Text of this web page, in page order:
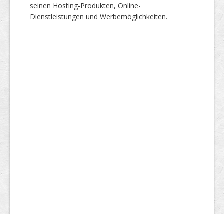
seinen Hosting-Produkten, Online-
Dienstleistungen und Werbemöglichkeiten.